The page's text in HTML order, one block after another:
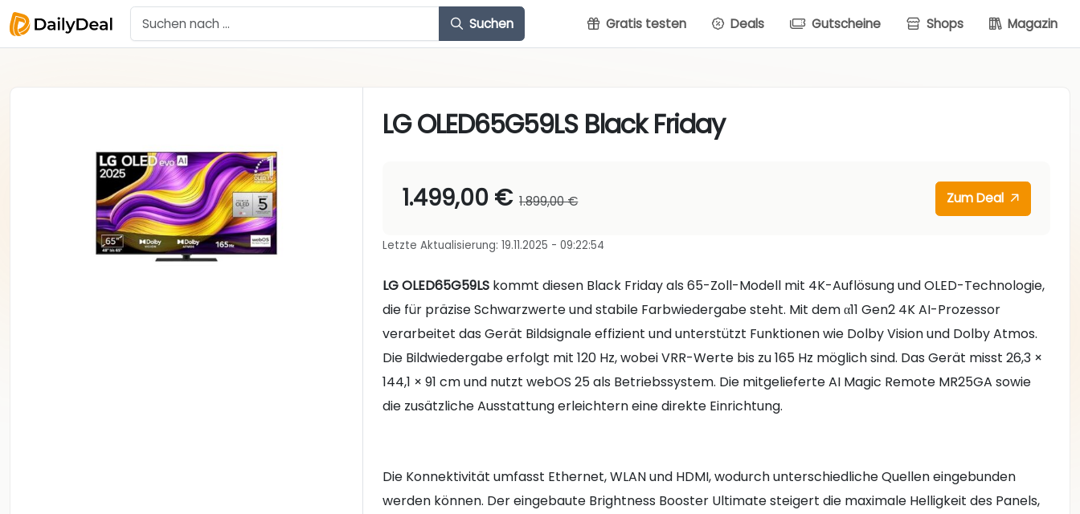
Suchen Gratis testen Deals Gutscheine Shops Magazin
LG OLED65G59LS Black Friday
1.499,00 € 1.899,00 € Zum Deal
Letzte Aktualisierung: 19.11.2025 - 09:22:54
LG OLED65G59LS kommt diesen Black Friday als 65-Zoll-Modell mit 4K-Auflösung und OLED-Technologie,
die für präzise Schwarzwerte und stabile Farbwiedergabe steht. Mit dem α11 Gen2 4K AI-Prozessor
verarbeitet das Gerät Bildsignale effizient und unterstützt Funktionen wie Dolby Vision und Dolby Atmos.
Die Bildwiedergabe erfolgt mit 120 Hz, wobei VRR-Werte bis zu 165 Hz möglich sind. Das Gerät misst 26,3 ×
144,1 × 91 cm und nutzt webOS 25 als Betriebssystem. Die mitgelieferte AI Magic Remote MR25GA sowie
die zusätzliche Ausstattung erleichtern eine direkte Einrichtung.
Die Konnektivität umfasst Ethernet, WLAN und HDMI, wodurch unterschiedliche Quellen eingebunden
werden können. Der eingebaute Brightness Booster Ultimate steigert die maximale Helligkeit des Panels,